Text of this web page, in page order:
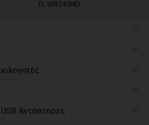
TL-WR743ND
Αντάπτορες